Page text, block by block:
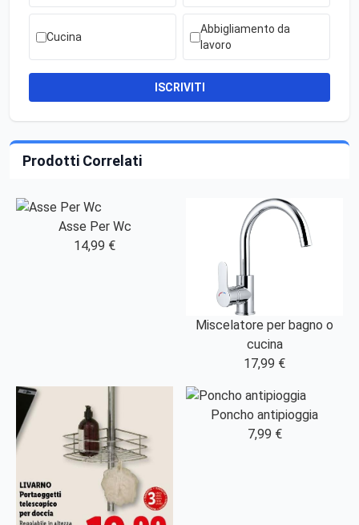
Cucina
Abbigliamento da
lavoro
ISCRIVITI
Prodotti Correlati
Asse Per Wc
14,99 €
Miscelatore per bagno o
cucina
17,99 €
Poncho antipioggia
7,99 €